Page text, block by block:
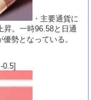
・主要通貨に
昇。一時96.58と日通
勢となっている。